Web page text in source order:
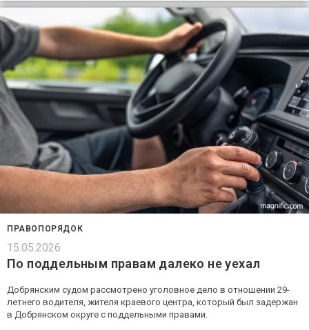
ПРАВОПОРЯДОК
15.05.2026
По поддельным правам далеко не уехал
Добрянским судом рассмотрено уголовное дело в отношении 29-
летнего водителя, жителя краевого центра, который был задержан
в Добрянском округе с поддельными правами.